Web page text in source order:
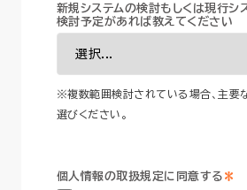
新規システムの検討もしくは現行シ
検討予定があれば教えてください
※複数範囲検討されている場合、主要
選びください。
*
個人情報の取扱規定に同意する